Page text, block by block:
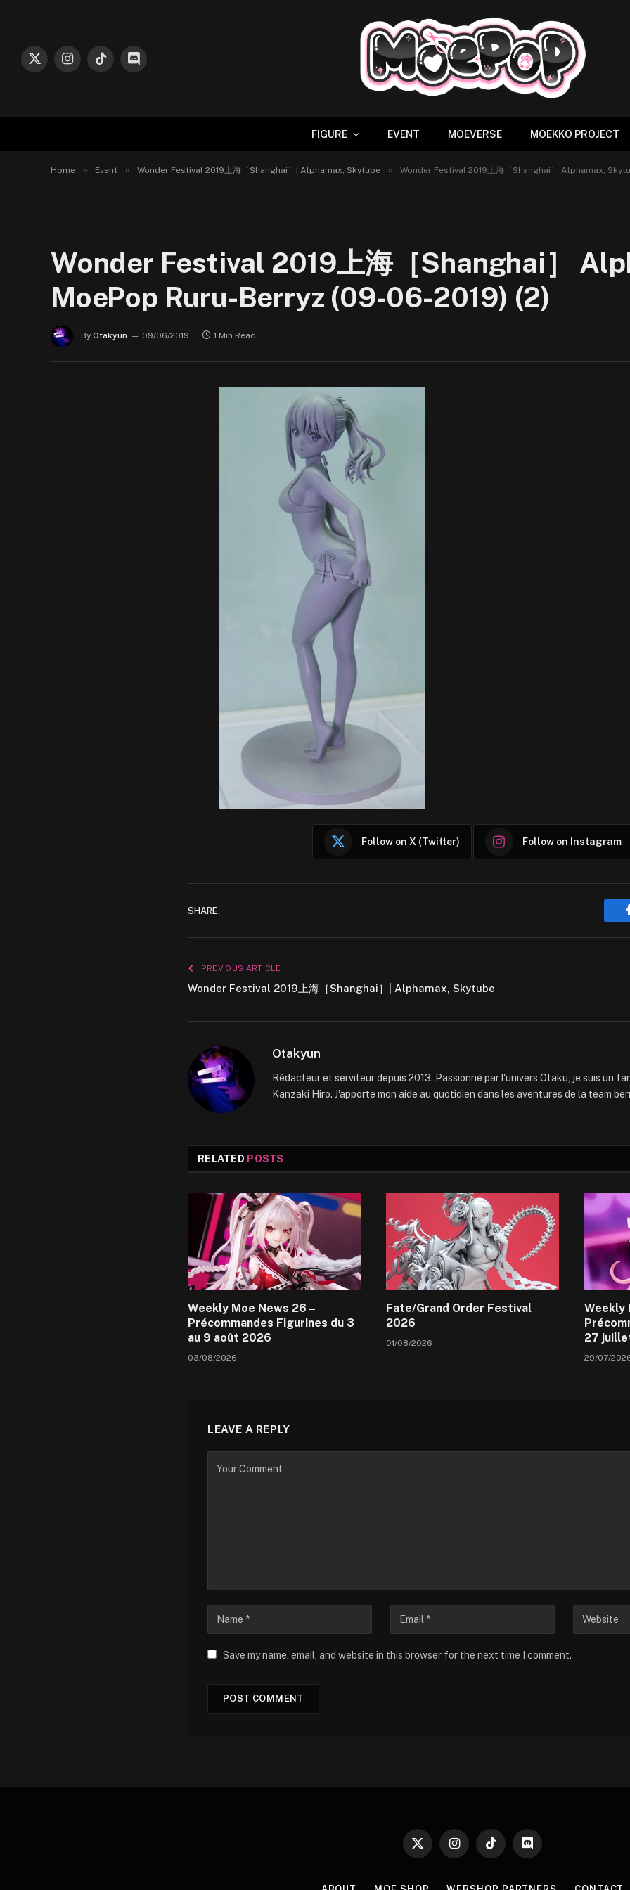
X
InstagramTikTokDiscord
FIGURE EVENT MOEVERSE MOEKKO PROJECT
Home » Event » Wonder Festival 2019上海［Shanghai］| Alphamax, Skytube » Wonder Festival 2019上海［Shanghai］ Alphamax,
Wonder Festival 2019上海［Shanghai］
MoePop Ruru-Berryz (09-06-2019) (2)
By Otakyun 09/06/2019 1 Min Read
Follow on X (Twitter) Follow on Instagram
SHARE.
PREVIOUS ARTICLE
Wonder Festival 2019上海［Shanghai］| Alphamax, Skytube
Otakyun
Rédacteur et serviteur depuis 2013. Passionné par l'univers Otaku, je suis un
Kanzaki Hiro. J'apporte mon aide au quotidien dans les aventures de la team
RELATED POSTS
Weekly Moe News 26 –
Précommandes Figurines du 3
au 9 août 2026
03/08/2026
Fate/Grand Order Festival
2026
01/08/2026
Weekly
27
29/07/
LEAVE A REPLY
Save my name, email, and website in this browser for the next time I comment.
X
InstagramTikTok Discord